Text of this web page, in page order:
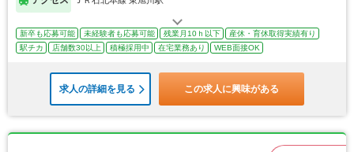
新卒も応募可能 未経験者も応募可能 残業月10ｈ以下
産休・育休取得実績有り
駅チカ
店舗数30以上 積極採用中 在宅業務あり WEB面接OK
求人の詳細を見る この求人に興味がある